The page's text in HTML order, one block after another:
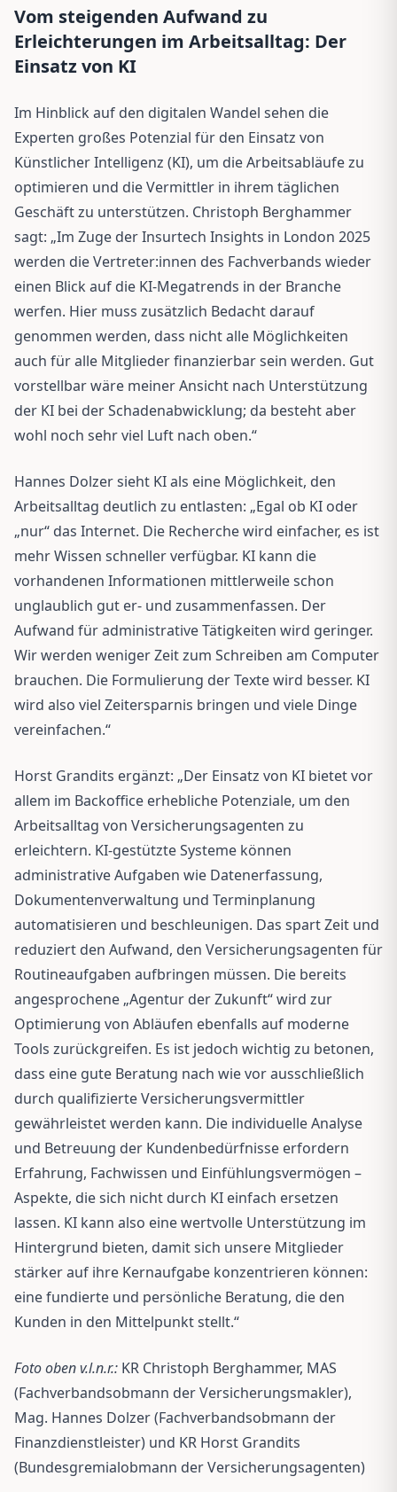
Vom steigenden Aufwand zu
Erleichterungen im Arbeitsalltag: Der
Einsatz von KI
Im Hinblick auf den digitalen Wandel sehen die
Experten großes Potenzial für den Einsatz von
Künstlicher Intelligenz (KI), um die Arbeitsabläufe zu
optimieren und die Vermittler in ihrem täglichen
Geschäft zu unterstützen. Christoph Berghammer
sagt: „Im Zuge der Insurtech Insights in London 2025
werden die Vertreter:innen des Fachverbands wieder
einen Blick auf die KI-Megatrends in der Branche
werfen. Hier muss zusätzlich Bedacht darauf
genommen werden, dass nicht alle Möglichkeiten
auch für alle Mitglieder finanzierbar sein werden. Gut
vorstellbar wäre meiner Ansicht nach Unterstützung
der KI bei der Schadenabwicklung; da besteht aber
wohl noch sehr viel Luft nach oben.“
Hannes Dolzer sieht KI als eine Möglichkeit, den
Arbeitsalltag deutlich zu entlasten: „Egal ob KI oder
„nur“ das Internet. Die Recherche wird einfacher, es ist
mehr Wissen schneller verfügbar. KI kann die
vorhandenen Informationen mittlerweile schon
unglaublich gut er- und zusammenfassen. Der
Aufwand für administrative Tätigkeiten wird geringer.
Wir werden weniger Zeit zum Schreiben am Computer
brauchen. Die Formulierung der Texte wird besser. KI
wird also viel Zeitersparnis bringen und viele Dinge
vereinfachen.“
Horst Grandits ergänzt: „Der Einsatz von KI bietet vor
allem im Backoffice erhebliche Potenziale, um den
Arbeitsalltag von Versicherungsagenten zu
erleichtern. KI-gestützte Systeme können
administrative Aufgaben wie Datenerfassung,
Dokumentenverwaltung und Terminplanung
automatisieren und beschleunigen. Das spart Zeit und
reduziert den Aufwand, den Versicherungsagenten für
Routineaufgaben aufbringen müssen. Die bereits
angesprochene „Agentur der Zukunft“ wird zur
Optimierung von Abläufen ebenfalls auf moderne
Tools zurückgreifen. Es ist jedoch wichtig zu betonen,
dass eine gute Beratung nach wie vor ausschließlich
durch qualifizierte Versicherungsvermittler
gewährleistet werden kann. Die individuelle Analyse
und Betreuung der Kundenbedürfnisse erfordern
Erfahrung, Fachwissen und Einfühlungsvermögen –
Aspekte, die sich nicht durch KI einfach ersetzen
lassen. KI kann also eine wertvolle Unterstützung im
Hintergrund bieten, damit sich unsere Mitglieder
stärker auf ihre Kernaufgabe konzentrieren können:
eine fundierte und persönliche Beratung, die den
Kunden in den Mittelpunkt stellt.“
Foto oben v.l.n.r.: KR Christoph Berghammer, MAS
(Fachverbandsobmann der Versicherungsmakler),
Mag. Hannes Dolzer (Fachverbandsobmann der
Finanzdienstleister) und KR Horst Grandits
(Bundesgremialobmann der Versicherungsagenten)